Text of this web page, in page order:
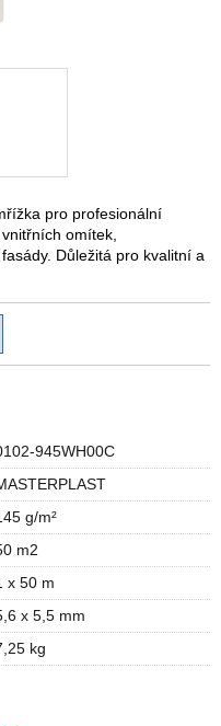
pro profesionální
omítek,
Důležitá pro kvalitní a
945WH00C
g/m²
m2
x 50 m
x 5,5 mm
kg